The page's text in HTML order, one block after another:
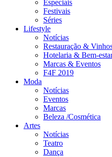
Especiais
Festivais
Séries
Lifestyle
Notícias
Restauração &
Hotelaria & Bem-
Marcas & Eventos
F4F 2019
Moda
Notícias
Eventos
Marcas
Beleza /Cosmética
Artes
Notícias
Teatro
Dança